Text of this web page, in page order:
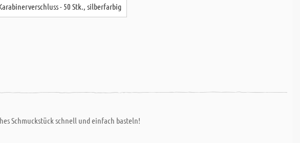
- 50 Stk., silberfarbig
Schmuckstück schnell und einfach basteln!